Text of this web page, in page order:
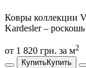
Ковры коллекции
Kardesler –
от 1 820 грн. за м2
КупитьКупить